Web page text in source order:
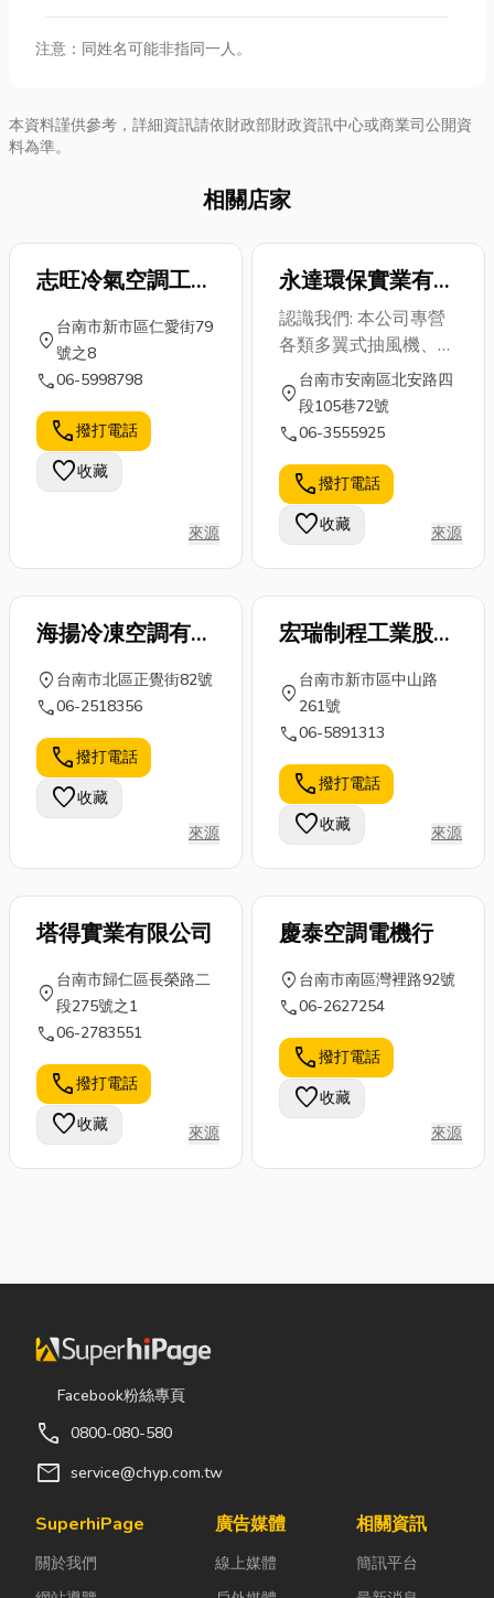
注意：同姓名可能非指同一人。
本資料謹供參考，詳細資訊請依財政部財政資訊中心或商業司公開資
料為準。
相關店家
志旺冷氣空調工程
location_on
台南市新市區仁愛街79
號之8
call06-5998798
call撥打電話
favorite收藏
來源
永達環保實業有限
公司
認識我們: 本公司專營
各類多翼式抽風機、屋
頂式抽風機、吊懸是輸
送機、吸塵器、噴漆水
處理等
location_on
台南市安南區北安路四
段105巷72號
call06-3555925
call撥打電話
favorite收藏 來源
海揚冷凍空調有限
公司
location_on 台南市北區正覺街82號
call06-2518356
call撥打電話
favorite收藏
來源
宏瑞制程工業股份
有限公司
location_on
台南市新市區中山路
261號
call06-5891313
call撥打電話
favorite收藏 來源
塔得實業有限公司
location_on
台南市歸仁區長榮路二
段275號之1
call06-2783551
call撥打電話
favorite收藏 來源
慶泰空調電機行
location_on 台南市南區灣裡路92號
call06-2627254
call撥打電話
favorite收藏
來源
Facebook粉絲專頁
call 0800-080-580
mail service@chyp.com.tw
SuperhiPage
關於我們
廣告媒體
線上媒體
相關資訊
簡訊平台